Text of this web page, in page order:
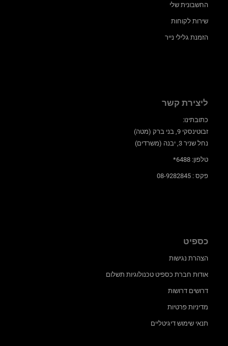
החשבונית שלי
שירות לקוחות
הזמנת גלילי נייר
ליצירת קשר
כתובתינו:
זבוטינסקי 9, בני ברק (מטה)
נחל שניר 3, יבנה (משרדים)
טלפון: 6488*
פקס : 08-9282845
כספיט
הצהרת נגישות
אודות חברת כספיט טכנולוגיות תשלום
דרושים דרושות
מדיניות פרטיות
תנאי שימוש דיגיטליים